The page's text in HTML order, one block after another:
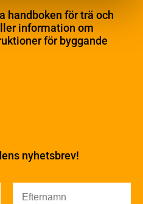
kvalitet
handboken för trä och
information om
för byggande
nyhetsbrev!